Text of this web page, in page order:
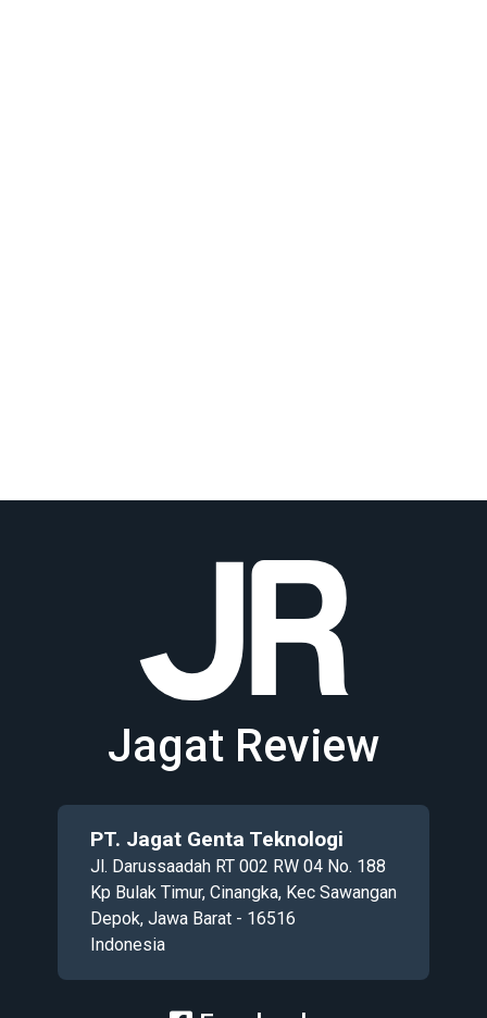
Jagat Review
PT. Jagat Genta Teknologi
Jl. Darussaadah RT 002 RW 04 No. 188
Kp Bulak Timur, Cinangka, Kec Sawangan
Depok, Jawa Barat - 16516
Indonesia